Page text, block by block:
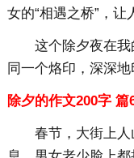
女的“相遇之桥”，让
这个除夕夜在
同一个烙印，深深
除夕的作文200字 篇
春节，大街上